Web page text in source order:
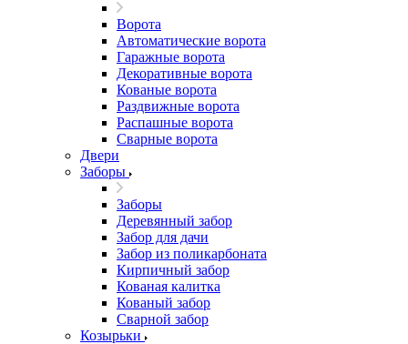
Ворота
Автоматические ворота
Гаражные ворота
Декоративные ворота
Кованые ворота
Раздвижные ворота
Распашные ворота
Сварные ворота
Двери
Заборы
Заборы
Деревянный забор
Забор для дачи
Забор из поликарбоната
Кирпичный забор
Кованая калитка
Кованый забор
Сварной забор
Козырьки